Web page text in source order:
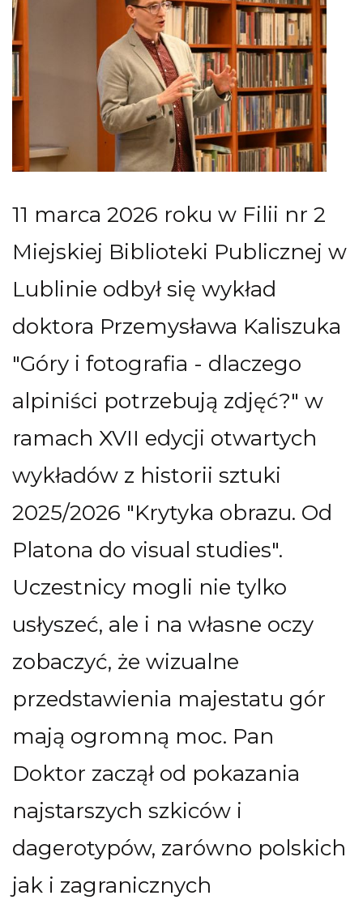
11 marca 2026 roku w Filii nr 2
Miejskiej Biblioteki Publicznej w
Lublinie odbył się wykład
doktora Przemysława Kaliszuka
"Góry i fotografia - dlaczego
alpiniści potrzebują zdjęć?" w
ramach XVII edycji otwartych
wykładów z historii sztuki
2025/2026 "Krytyka obrazu. Od
Platona do visual studies".
Uczestnicy mogli nie tylko
usłyszeć, ale i na własne oczy
zobaczyć, że wizualne
przedstawienia majestatu gór
mają ogromną moc. Pan
Doktor zaczął od pokazania
najstarszych szkiców i
dagerotypów, zarówno polskich
jak i zagranicznych